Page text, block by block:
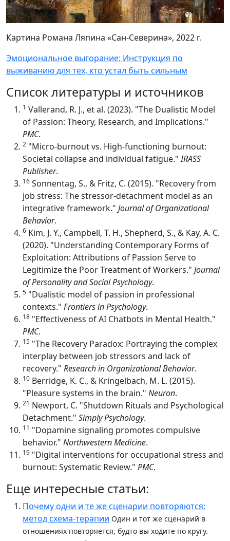
Картина Романа Ляпина «Сан-Северина», 2022 г.
Эмоциональное выгорание: Инструкция по
выживанию для тех, кто устал быть сильным
Список литературы и источников
1 Vallerand, R. J., et al. (2023). "The Dualistic Model
of Passion: Theory, Research, and Implications."
PMC.
2 "Micro-burnout vs. High-functioning burnout:
Societal collapse and individual fatigue."IRASS
Publisher.
16 Sonnentag, S., & Fritz, C. (2015). "Recovery from
job stress: The stressor-detachment model as an
integrative framework." Journal of Organizational
Behavior.
6 Kim, J. Y., Campbell, T. H., Shepherd, S., & Kay, A. C.
(2020). "Understanding Contemporary Forms of
Exploitation: Attributions of Passion Serve to
Legitimize the Poor Treatment of Workers." Journal
of Personality and Social Psychology.
5 "Dualistic model of passion in professional
contexts." Frontiers in Psychology.
18 "Effectiveness of AI Chatbots in Mental Health."
PMC.
15 "The Recovery Paradox: Portraying the complex
interplay between job stressors and lack of
recovery." Research in Organizational Behavior.
10 Berridge, K. C., & Kringelbach, M. L. (2015).
"Pleasure systems in the brain." Neuron.
21 Newport, C. "Shutdown Rituals and Psychological
Detachment." Simply Psychology.
11 "Dopamine signaling promotes compulsive
behavior." Northwestern Medicine.
19 "Digital interventions for occupational stress and
burnout: Systematic Review." PMC.
Еще интересные статьи:
Почему одни и те же сценарии повторяются:
метод схема-терапии Один и тот же сценарий в
отношениях повторяется, будто вы ходите по кругу.